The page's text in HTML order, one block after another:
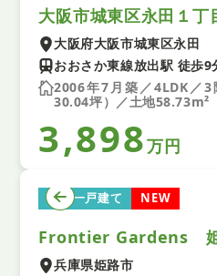
大阪市城東区永田１
大阪府大阪市城東区永田
おおさか東線放出駅 徒歩9
2006年7月築／4LDK／
30.04坪）／土地58.73m²
3,898万円
新築一戸建て NEW
兵庫県姫路市